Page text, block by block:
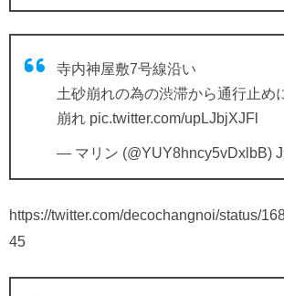
寺内神屋敷7号線沿い
土砂崩れの為の渋滞から通行止め
崩れ pic.twitter.com/upLJbjXJFl
— マリン (@YUY8hncy5vDxlbB)
https://twitter.com/decochangnoi/status/
45